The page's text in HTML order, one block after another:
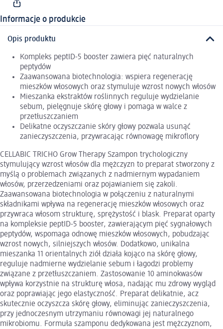
Informacje o produkcie
Opis produktu
Kompleks peptID-5 booster zawiera pięć naturalnych
peptydów
Zaawansowana biotechnologia: wspiera regenerację
mieszków włosowych oraz stymuluje wzrost nowych włosów
Mieszanka ekstraktów roślinnych reguluje wydzielanie
sebum, pielęgnuje skórę głowy i pomaga w walce z
przetłuszczaniem
Delikatne oczyszczanie skóry głowy pozwala usunąć
zanieczyszczenia, przywracając równowagę mikroflory
CELLABIC TRICHO Grow Therapy Szampon trychologiczny
stymulujący wzrost włosów dla mężczyzn to preparat stworzony z
myślą o problemach związanych z nadmiernym wypadaniem
włosów, przerzedzeniami oraz pojawianiem się zakoli.
Zaawansowana biotechnologia w połączeniu z naturalnymi
składnikami wpływa na regenerację mieszków włosowych oraz
przywraca włosom strukturę, sprężystość i blask. Preparat oparty
na kompleksie peptID-5 booster, zawierającym pięć sygnałowych
peptydów, wspomaga odnowę mieszków włosowych, pobudzając
wzrost nowych, silniejszych włosów. Dodatkowo, unikalna
mieszanka 11 orientalnych ziół działa kojąco na skórę głowy,
reguluje nadmierne wydzielanie sebum i łagodzi problemy
związane z przetłuszczaniem. Zastosowanie 10 aminokwasów
wpływa korzystnie na strukturę włosa, nadając mu zdrowy wygląd
oraz poprawiając jego elastyczność. Preparat delikatnie, acz
skutecznie oczyszcza skórę głowy, eliminując zanieczyszczenia,
przy jednoczesnym utrzymaniu równowagi jej naturalnego
mikrobiomu. Formuła szamponu dedykowana jest mężczyznom,